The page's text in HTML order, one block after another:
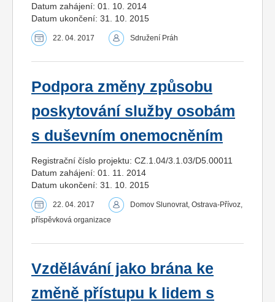
Datum zahájení: 01. 10. 2014
Datum ukončení: 31. 10. 2015
22. 04. 2017 Sdružení Práh
Podpora změny způsobu
poskytování služby osobám
s duševním onemocněním
Registrační číslo projektu: CZ.1.04/3.1.03/D5.00011
Datum zahájení: 01. 11. 2014
Datum ukončení: 31. 10. 2015
22. 04. 2017
Domov Slunovrat, Ostrava-Přívoz,
příspěvková organizace
Vzdělávání jako brána ke
změně přístupu k lidem s